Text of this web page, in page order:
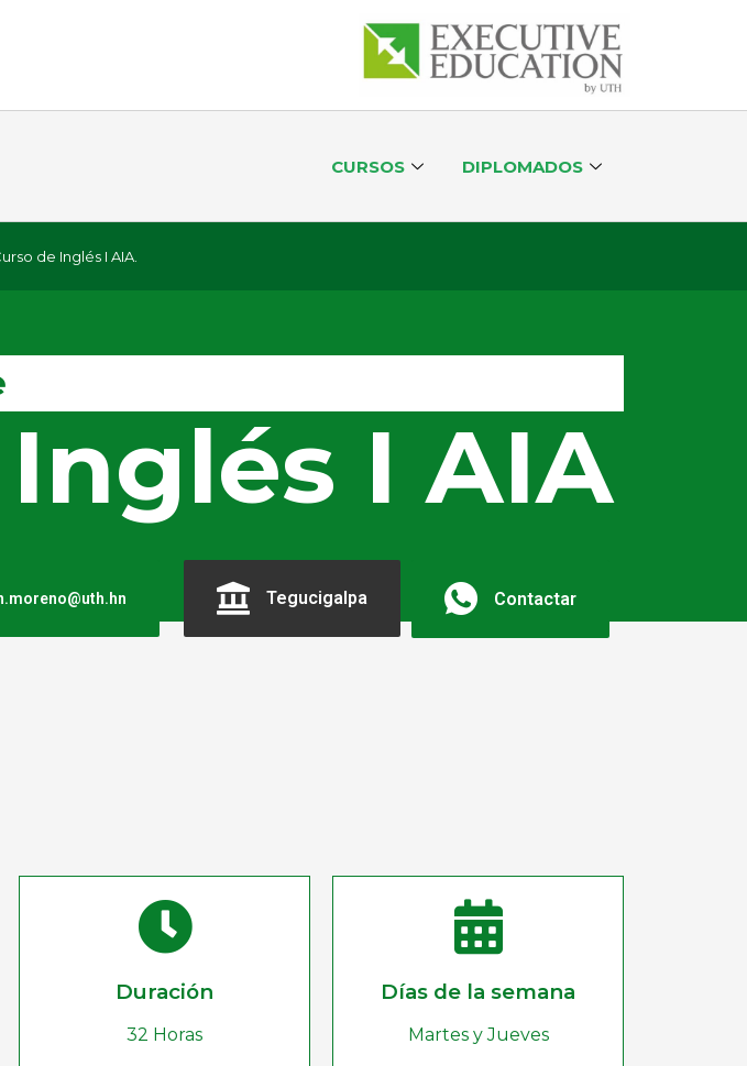
CURSOS DIPLOMADOS
de Inglés I AIA.
I AIA
Tegucigalpa Contactar
Duración
32 Horas
Días de la semana
Martes y Jueves